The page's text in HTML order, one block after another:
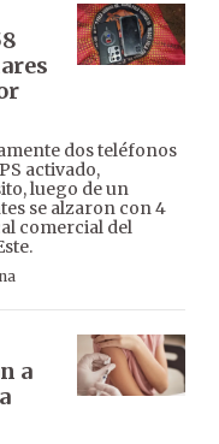
dos teléfonos
activado,
luego de un
se alzaron con 4
comercial del
a